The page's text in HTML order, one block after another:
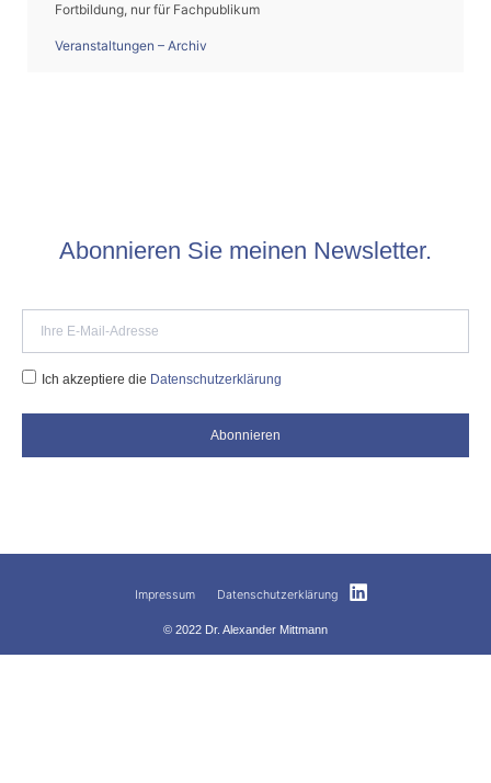
Fortbildung, nur für Fachpublikum
Veranstaltungen – Archiv
Abonnieren Sie meinen Newsletter.
Ich akzeptiere die Datenschutzerklärung
Abonnieren
© 2022 Dr. Alexander Mittmann
Impressum Datenschutzerklärung